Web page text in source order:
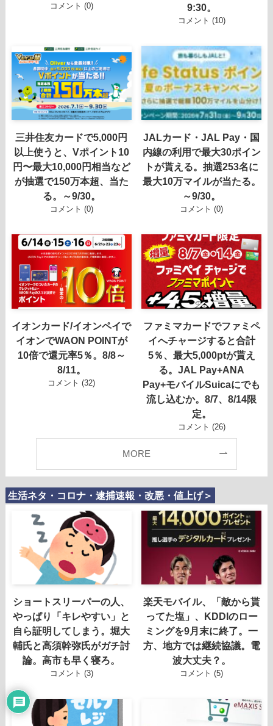
コメント (0)
9:30。
コメント (10)
三井住友カードで5,000円
以上使うと、Vポイント10
円〜最大10,000円相当など
が抽選で150万本超、当た
る。～9/30。
コメント (0)
JALカード・JAL Pay・国
内線の利用で最大30ポイン
トが貰える。抽選253名に
最大10万マイルが当たる。
～9/30。
コメント (0)
イオンカード/イオンペイで
イオンでWAON POINTが
10倍で還元率5％。8/8～
8/11。
コメント (32)
ファミマカードでファミペ
イへチャージすると合計
5％、最大5,000ptが貰え
る。JAL Pay+ANA
Pay+モバイルSuicaにでも
流し込むか。8/7、8/14限
定。
コメント (26)
MORE
生活ネタ・コロナ・逮捕速報・改悪・値上げ＞
ショートスリーパーの人、
やっぱり「キレやすい」と
自ら証明してしまう。堀大
輔氏と高須幹弥氏がガチ討
論。高市も早く寝ろ。
コメント (3)
楽天モバイル、「敵から貰
ってた塩」、KDDIのロー
ミングを9月末に終了。一
方、地方では継続協議。電
波大丈夫？。
コメント (5)